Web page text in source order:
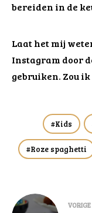
bereiden in de
Laat het mij
Instagram door
gebruiken. Zou
Kids
Roze spaghetti
Bericht